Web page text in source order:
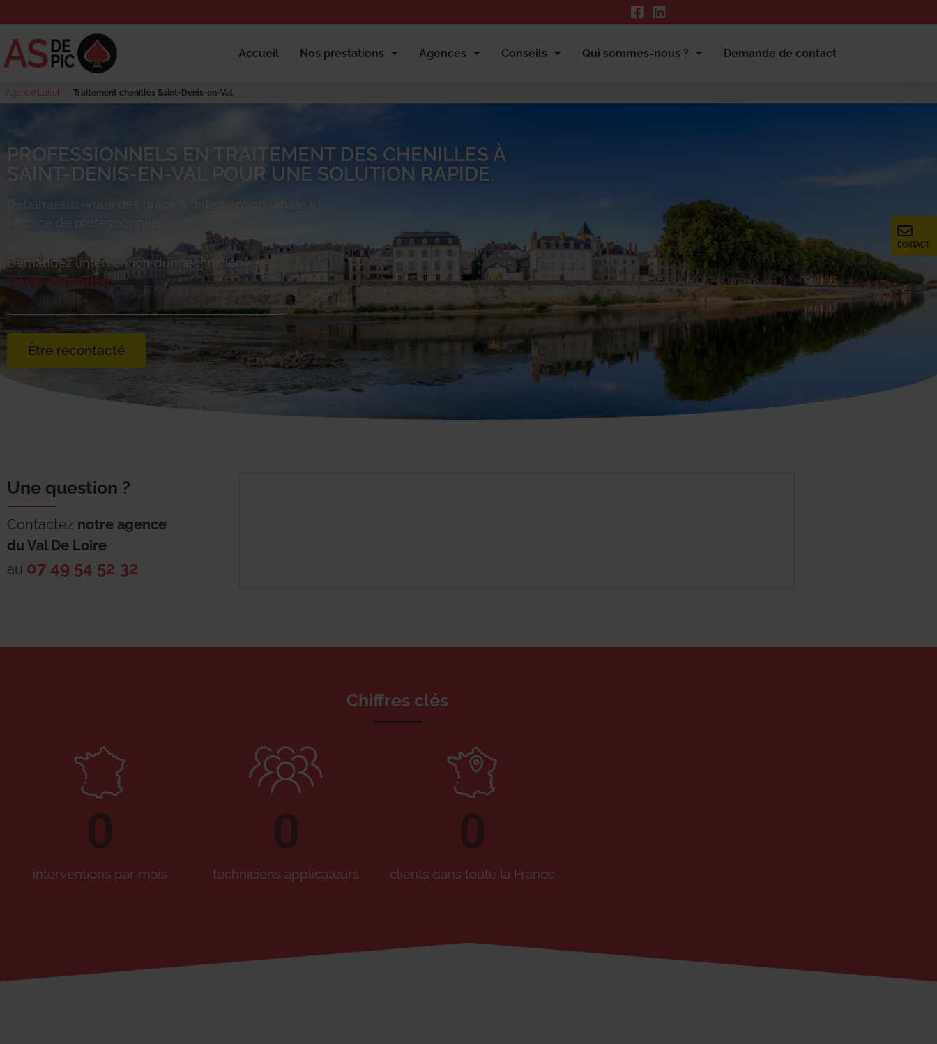
Accueil Nos prestations Agences Conseils Qui sommes-nous ? Demande de contact
Agence Loiret Traitement chenilles Saint-Denis-en-Val
CONTACT
PROFESSIONNELS EN TRAITEMENT DES CHENILLES À
SAINT-DENIS-EN-VAL POUR UNE SOLUTION RAPIDE.
Débarrassez-vous des
grâce à l’intervention rapide et
efficace de professionnels.
Demandez l’intervention d’un technicien.
Devis immédiat
Être recontacté
Une question ?
Contactez notre agence
duVal De Loire
au 07 49 54 52 32
Chiffres clés
interventions par mois
0
techniciens applicateurs
0
clients dans toute la France
0